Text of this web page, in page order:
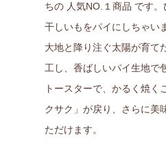
ちの 人気NO.１商品 です
干しいもをパイにしちゃい
大地と降り注ぐ太陽が育て
工し、香ばしいパイ生地で
トースターで、かるく焼く
クサク」が戻り、さらに美
ただけます。